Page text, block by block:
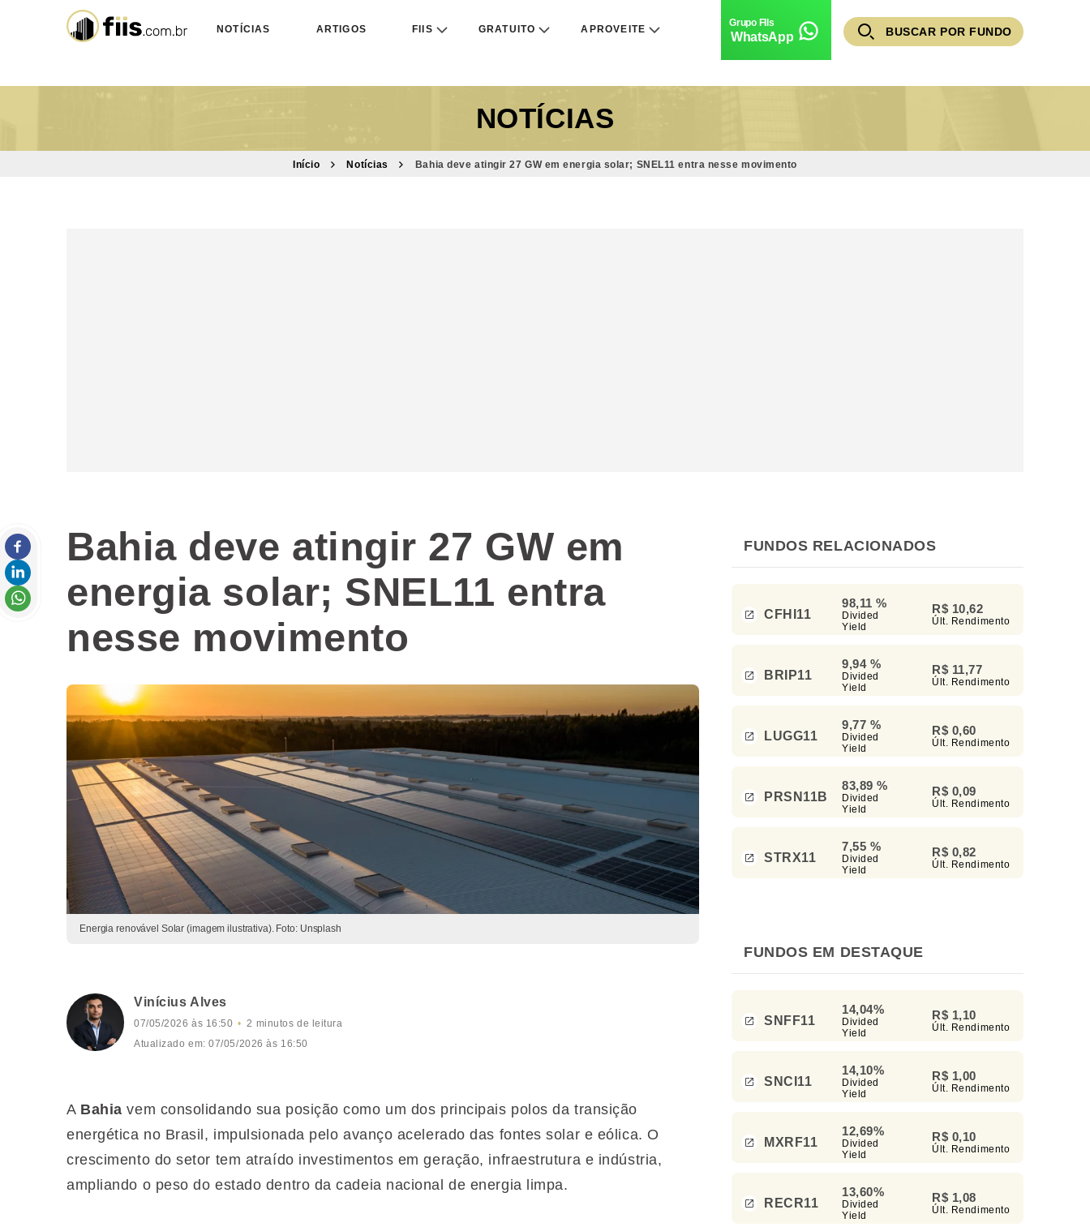
NOTÍCIAS ARTIGOS FIIS GRATUITO APROVEITE
WhatsApp BUSCAR POR FUNDO
NOTÍCIAS
Início Notícias Bahia deve atingir 27 GW em energia solar; SNEL11 entra nesse movimento
Bahia deve atingir 27 GW em
energia solar; SNEL11 entra
nesse movimento
Energia renovável Solar (imagem ilustrativa). Foto: Unsplash
Vinícius Alves
07/05/2026 às 16:50
2 minutos de leitura
Atualizado em: 07/05/2026 às 16:50
A Bahia vem consolidando sua posição como um dos principais polos da transição
energética no Brasil, impulsionada pelo avanço acelerado das fontes solar e eólica. O
crescimento do setor tem atraído investimentos em geração, infraestrutura e indústria,
ampliando o peso do estado dentro da cadeia nacional de energia limpa.
FUNDOS RELACIONADOS
CFHI11
98,11 %
Divided
Yield
R$ 10,62
Últ. Rendimento
BRIP11
9,94 %
Divided
Yield
R$ 11,77
Últ. Rendimento
LUGG11
9,77 %
Divided
Yield
R$ 0,60
Últ. Rendimento
PRSN11B
83,89 %
Divided
Yield
R$ 0,09
Últ. Rendimento
STRX11
7,55 %
Divided
Yield
R$ 0,82
Últ. Rendimento
FUNDOS EM DESTAQUE
SNFF11
14,04%
Divided
Yield
R$ 1,10
Últ. Rendimento
SNCI11
14,10%
Divided
Yield
R$ 1,00
Últ. Rendimento
MXRF11
12,69%
Divided
Yield
R$ 0,10
Últ. Rendimento
RECR11
13,60%
Divided
Yield
R$ 1,08
Últ. Rendimento